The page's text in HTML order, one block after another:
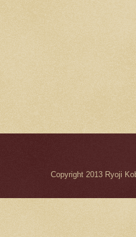
Copyright 2013 Ryoji